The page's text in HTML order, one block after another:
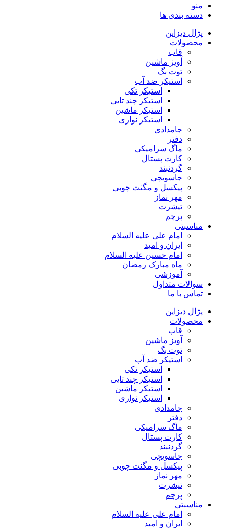
منو
دسته بندی ها
پژال دیزاین
محصولات
قاب
آویز ماشین
توت بگ
استیکر ضد آب
استیکر تکی
استیکر چند تایی
استیکر ماشین
استیکر نواری
جامدادی
دفتر
ماگ سرامیکی
کارت پستال
گردنبند
جاسویچی
پیکسل و مگنت چوبی
مهر نماز
تیشرت
پرچم
مناسبتی
امام علی علیه السلام
ایران و امید
امام حسین علیه السلام
ماه مبارک رمضان
آموزشی
سوالات متداول
تماس با ما
پژال دیزاین
محصولات
قاب
آویز ماشین
توت بگ
استیکر ضد آب
استیکر تکی
استیکر چند تایی
استیکر ماشین
استیکر نواری
جامدادی
دفتر
ماگ سرامیکی
کارت پستال
گردنبند
جاسویچی
پیکسل و مگنت چوبی
مهر نماز
تیشرت
پرچم
مناسبتی
امام علی علیه السلام
ایران و امید